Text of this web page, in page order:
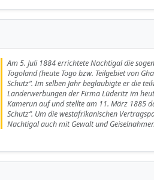
Am 5. Juli 1884 errichtete Nachtigal die
Togoland (heute Togo bzw. Teilgebiet von
Schutz“. Im selben Jahr beglaubigte er die
Landerwerbungen der Firma Lüderitz im
Kamerun auf und stellte am 11. März 1885
Schutz“. Um die westafrikanischen
Nachtigal auch mit Gewalt und